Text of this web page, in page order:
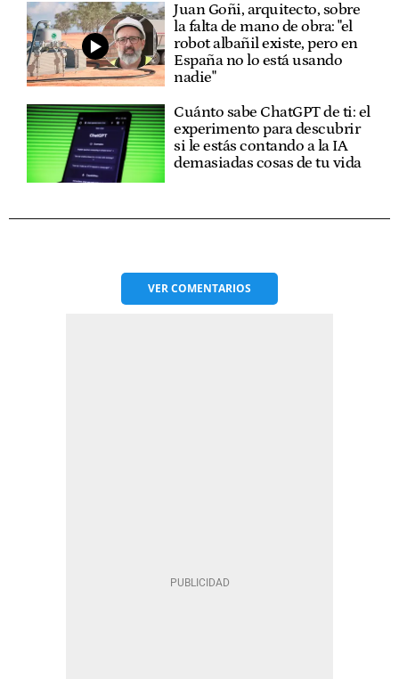
Juan Goñi, arquitecto, sobre
la falta de mano de obra: "el
robot albañil existe, pero en
España no lo está usando
nadie"
Cuánto sabe ChatGPT de ti: el
experimento para descubrir
si le estás contando a la IA
demasiadas cosas de tu vida
VERCOMENTARIOS